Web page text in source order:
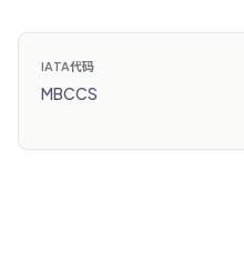
IATA代码
MBCCS